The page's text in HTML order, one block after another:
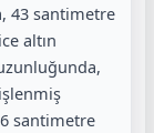
43 santimetre
altın
santimetre